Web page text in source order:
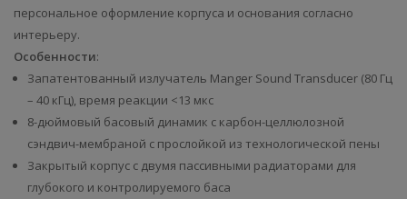
персональное оформление корпуса и основания согласно
интерьеру.
Особенности:
Запатентованный излучатель Manger Sound Transducer (80 Гц
– 40 кГц), время реакции <13 мкс
8-дюймовый басовый динамик с карбон-целлюлозной
сэндвич-мембраной с прослойкой из технологической пены
Закрытый корпус с двумя пассивными радиаторами для
глубокого и контролируемого баса